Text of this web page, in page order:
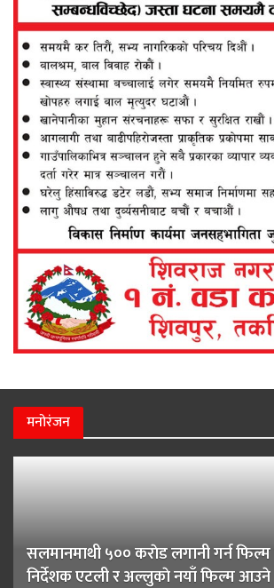
मनोरंजन
सलमानमाथी ५०० कराेड लगानी गर्न
निर्देशक एटली र अल्लुकाे नयाँ फिल्म आउने